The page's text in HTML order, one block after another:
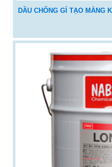
DẦU CHỐNG GỈ TẠO MÀNG